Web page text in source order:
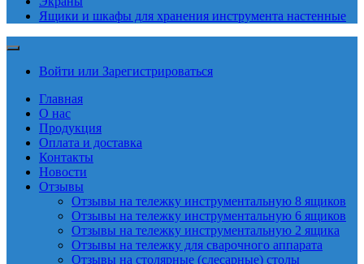
Ящики и шкафы для хранения инструмента настенные
Войти или Зарегистрироваться
Главная
О нас
Продукция
Оплата и доставка
Контакты
Новости
Отзывы
Отзывы на тележку инструментальную 8 ящиков
Отзывы на тележку инструментальную 6 ящиков
Отзывы на тележку инструментальную 2 ящика
Отзывы на тележку для сварочного аппарата
Отзывы на столярные (слесарные) столы